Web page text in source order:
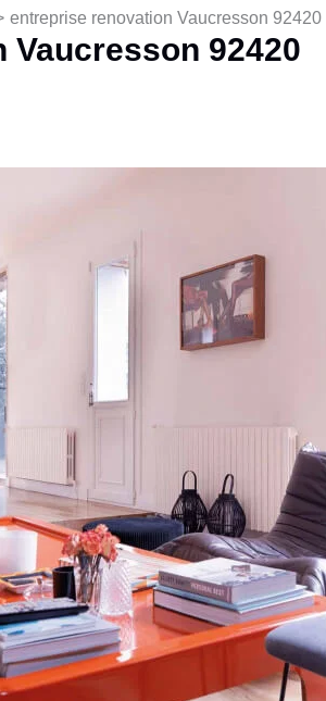
entreprise renovation Vaucresson 92420
92420